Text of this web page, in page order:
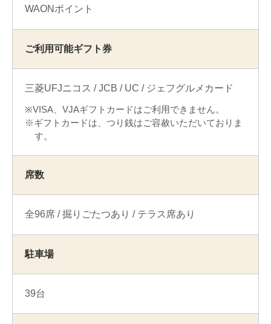
WAONポイント
ご利用可能ギフト券
三菱UFJニコス JCB UC ジェフグルメカード
VISA、VJAギフトカードはご利用できません。
ギフトカードは、つり銭はご容赦いただいておりま
す。
席数
全96席 掘りごたつあり テラス席あり
駐車場
39台